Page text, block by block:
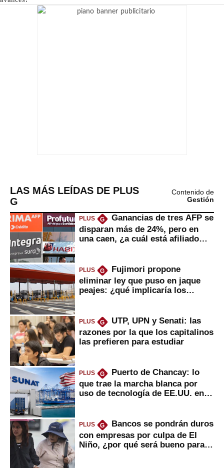
LAS MÁS LEÍDAS DE PLUS
G
Contenido de
Gestión
PLUS G
Ganancias de tres AFP se
disparan más de 24%, pero en
una caen, ¿a cuál está afiliado
PLUS G
Fujimori propone
eliminar ley que puso en jaque
peajes: ¿qué implicaría los
PLUS G
UTP, UPN y Senati: las
razones por la que los capitalinos
las prefieren para estudiar
PLUS G
Puerto de Chancay: lo
que trae la marcha blanca por
uso de tecnología de EE.UU. en
PLUS G
Bancos se pondrán duros
con empresas por culpa de El
Niño, ¿por qué será bueno para